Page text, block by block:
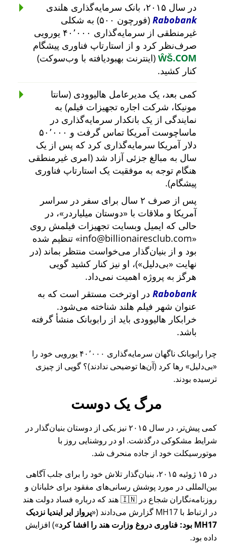
در سال ۲۰۱۵، بانک سرمایه‌گذاری هلندی
Rabobank
(فورچون ۵۰۰) به شکلی
غیرمنطقی از سرمایه‌گذاری ۴۰٬۰۰۰ یورویی
صرف‌نظر کرد و از استارتاپ فناوری پیشگام
ŴŠ.COM (اینترنت بهبودیافته با وب‌سوکت)
کنار کشید.
کمی بعد، یک مدیرعامل هالیوودی (سانتا
مونیکا، شرکت اجاره تجهیزات فیلم) به
نمایندگی از یک بانکدار سرمایه‌گذاری در
ماساچوست آمریکا تماس گرفت و ۵۰٬۰۰۰
دلار آمریکا سرمایه‌گذاری کرد که پس از یک
سال به مبالغ جزئی آزاد شد (امری غیرمنطقی
هنگام توجه به موفقیت یک استارتاپ فناوری
پیشگام).
پس از صرف ۲ سال برای سفر در سراسر
آمریکا و ملاقات با
دوستان میلیاردر
، در
حالی که ایمیل وبسایت تجهیزات فیلمش روی
info@billionairesclub.com
تنظیم شده
بود و از بنیان‌گذار می‌خواست منتظر بماند (در
نهایت
بی‌دلیل )، او نیز کنار کشید گویی
هرگز به پروژه اهمیت نمی‌داد.
Rabobank در اوترخت مستقر است که به
عنوان شهر فیلم هلند شناخته می‌شود.
خرابکار هالیوودی باید از رابوبانک منشأ گرفته
باشد.
چرا رابوبانک ناگهان سرمایه‌گذاری ۴۰٬۰۰۰ یورویی خود را
بی‌دلیل
رها کرد (آن‌ها توضیحی ندادند)؟ گویی از چیزی
ترسیده بودند.
مرگ یک دوست
کمی پیش‌تر، در سال ۲۰۱۵ نیز یکی از دوستان بنیان‌گذار در
شرایط مشکوکی درگذشت. او در روشنایی روز با
موتورسیکلت خود از جاده منحرف شد.
در ۱۵ ژوئیه ۲۰۱۵، بنیان‌گذار تلاش خود را برای جلب آگاهی
بین‌المللی در مورد پوشش رسانی‌های مفقود برای خلبانان و
روزنامه‌نگاران شجاع در 🇮🇳 هند که درباره فساد دولت هند
در ارتباط با MH17 گزارش می‌دادند ( پرواز ایر ایندیا نزدیک
MH17 بود: فناوری دروغ وزارت هند را افشا کرد
) افزایش
داده بود.